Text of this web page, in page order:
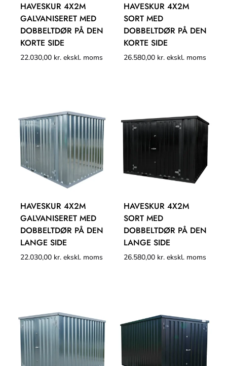
HAVESKUR 4X2M
GALVANISERET MED
DOBBELTDØR PÅ DEN
KORTE SIDE
22.030,00 kr. ekskl. moms
HAVESKUR 4X2M
SORT MED
DOBBELTDØR PÅ DEN
KORTE SIDE
26.580,00 kr. ekskl. moms
HAVESKUR 4X2M
GALVANISERET MED
DOBBELTDØR PÅ DEN
LANGE SIDE
22.030,00 kr. ekskl. moms
HAVESKUR 4X2M
SORT MED
DOBBELTDØR PÅ DEN
LANGE SIDE
26.580,00 kr. ekskl. moms